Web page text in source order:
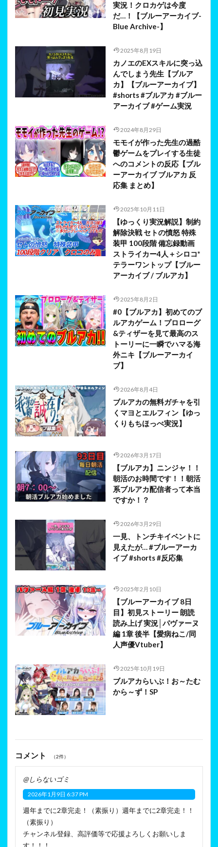
実況！クロカゲは今度
だ…！【ブルーアーカイブ-
Blue Archive-】
2025年8月19日
カノエのEXスキルに突っ込
んでしまう先生【ブルア
カ】【ブルーアーカイブ】
#shorts #ブルアカ #ブルー
アーカイブ #ゲーム実況
2024年8月29日
モモイが作った先生の過酷
鬱ゲームをプレイする生徒
へのコメントの反応【ブル
ーアーカイブ ブルアカ 反
応集 まとめ】
2025年10月11日
【ゆっくり実況解説】制約
解除決戦 セトの憤怒 特殊
装甲 100段階 備忘録動画
ストライカー4人＋シロコ*
テラーワントップ【ブルー
アーカイブ / ブルアカ】
2025年8月2日
#0【ブルアカ】初めてのブ
ルアカゲーム！プロローグ
&ティザーを見て最高のス
トーリーに一瞬でハマる海
外ニキ【ブルーアーカイ
ブ】
2026年8月4日
ブルアカの無料ガチャを引
くマヨとエルフィン【ゆっ
くりもちほっぺ実況】
2026年3月17日
【ブルアカ】ニンジャ！！
朝活のお時間です！！朝活
系ブルアカ配信者って本当
ですか！？
2026年3月29日
一見、トンチキイベントに
見えたが… #ブルーアーカ
イブ #shorts #反応集
2025年2月10日
【ブルーアーカイブ 8日
目】初見ストーリー 朗読
読み上げ 実況│パヴァーヌ
編 1章 後半【愛病ねこ/同
人声優Vtuber】
2025年10月19日
ブルアカらいぶ！お～たむ
から～ず！SP
コメント （2件）
@しらないゴミ
2026年1月9日 6:37 PM
週年までに2章完走！（素振り）週年までに2章完走！！
（素振り）
チャンネル登録、高評価等で応援よろしくお願いしま